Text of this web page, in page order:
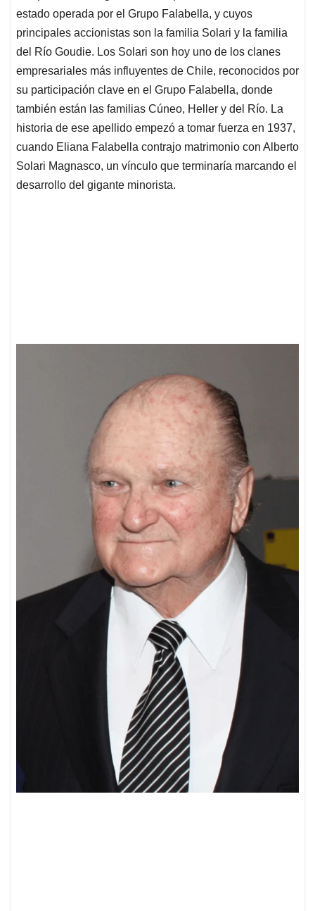
estado operada por el Grupo Falabella, y cuyos
principales accionistas son la familia Solari y la familia
del Río Goudie. Los Solari son hoy uno de los clanes
empresariales más influyentes de Chile, reconocidos por
su participación clave en el Grupo Falabella, donde
también están las familias Cúneo, Heller y del Río. La
historia de ese apellido empezó a tomar fuerza en 1937,
cuando Eliana Falabella contrajo matrimonio con Alberto
Solari Magnasco, un vínculo que terminaría marcando el
desarrollo del gigante minorista.